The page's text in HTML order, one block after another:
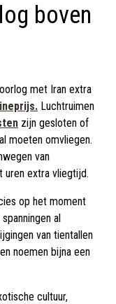
boven
met Iran extra
Luchtruimen
zijn gesloten of
moeten omvliegen.
van
uren extra vliegtijd.
op het moment
al
van tientallen
noemen bijna een
cultuur,